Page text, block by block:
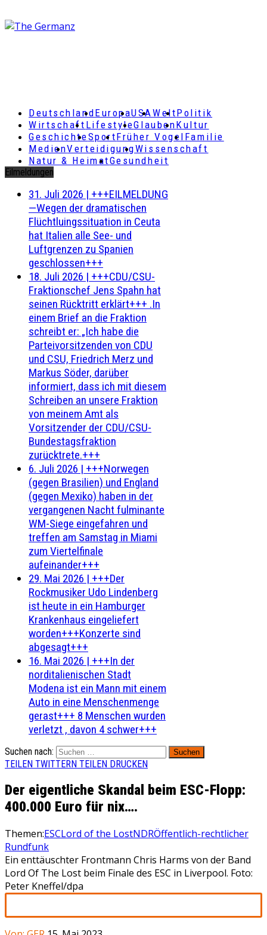
DeutschlandEuropaUSAWeltPolitik
Wirtschaft LifestyleGlaubenKultur
GeschichteSportFrüher Vogel Familie
MedienVerteidigungWissenschaft
Natur & HeimatGesundheit
Eilmeldungen
31. Juli 2026 | +++EILMELDUNG
—Wegen der dramatischen
Flüchtluingssituation in Ceuta
hat Italien alle See- und
Luftgrenzen zu Spanien
geschlossen+++
18. Juli 2026 | +++CDU/CSU-
Fraktionschef Jens Spahn hat
seinen Rücktritt erklärt+++ .In
einem Brief an die Fraktion
schreibt er: „Ich habe die
Parteivorsitzenden von CDU
und CSU, Friedrich Merz und
Markus Söder, darüber
informiert, dass ich mit diesem
Schreiben an unsere Fraktion
von meinem Amt als
Vorsitzender der CDU/CSU-
Bundestagsfraktion
zurücktrete.+++
6. Juli 2026 | +++Norwegen
(gegen Brasilien) und England
(gegen Mexiko) haben in der
vergangenen Nacht fulminante
WM-Siege eingefahren und
treffen am Samstag in Miami
zum Viertelfinale
aufeinander+++
29. Mai 2026 | +++Der
Rockmusiker Udo Lindenberg
ist heute in ein Hamburger
Krankenhaus eingeliefert
worden+++Konzerte sind
abgesagt+++
16. Mai 2026 | +++In der
norditalienischen Stadt
Modena ist ein Mann mit einem
Auto in eine Menschenmenge
gerast+++ 8 Menschen wurden
verletzt , davon 4 schwer+++
Suchen nach:
TEILEN TWITTERN TEILEN DRUCKEN
Der eigentliche Skandal beim ESC-Flopp:
400.000 Euro für nix….
Themen:ESCLord of the LostNDRÖffentlich-rechtlicher
Rundfunk
Ein enttäuschter Frontmann Chris Harms von der Band
Lord Of The Lost beim Finale des ESC in Liverpool. Foto:
Peter Kneffel/dpa